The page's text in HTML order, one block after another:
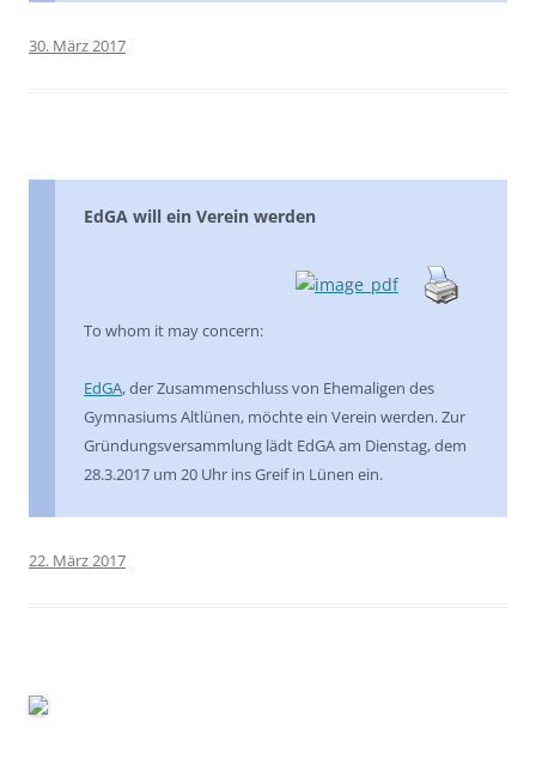
30. März 2017
EdGA will ein Verein werden
To whom it may concern:
EdGA, der Zusammenschluss von Ehemaligen des
Gymnasiums Altlünen, möchte ein Verein werden. Zur
Gründungsversammlung lädt EdGA am Dienstag, dem
28.3.2017 um 20 Uhr ins Greif in Lünen ein.
22. März 2017